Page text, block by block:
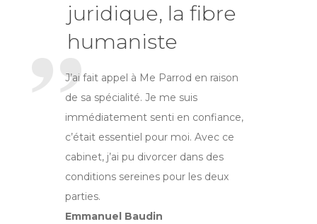
juridique, la fibre
humaniste
J’ai fait appel à Me Parrod en raison
de sa spécialité. Je me suis
immédiatement senti en confiance,
c’était essentiel pour moi. Avec ce
cabinet, j’ai pu divorcer dans des
conditions sereines pour les deux
parties.
Emmanuel Baudin